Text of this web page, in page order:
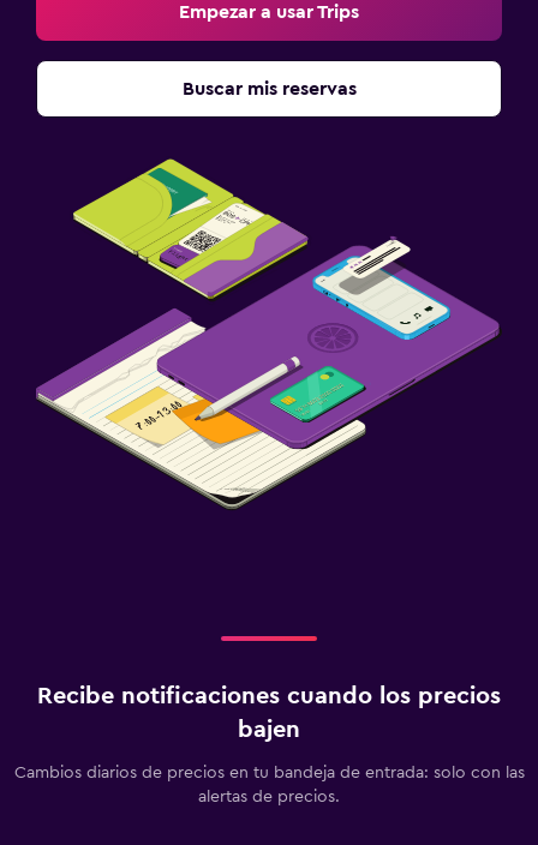
Empezar a usar Trips
Buscar mis reservas
Recibe notificaciones cuando los precios
bajen
Cambios diarios de precios en tu bandeja de entrada: solo con las
alertas de precios.